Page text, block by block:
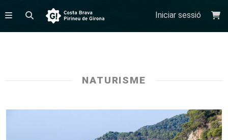
Iniciar sessió
NATURISME